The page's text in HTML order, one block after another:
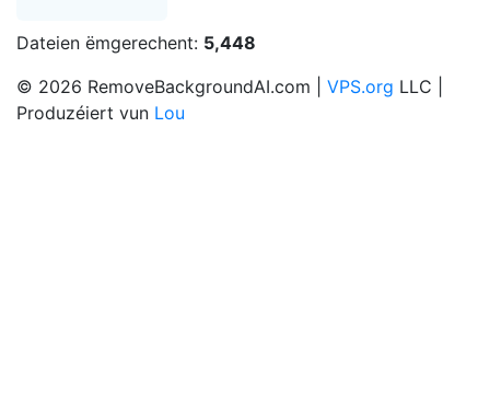
Dateien ëmgerechent: 5,448
© 2026 RemoveBackgroundAI.com | VPS.org LLC |
Produzéiert vun Lou